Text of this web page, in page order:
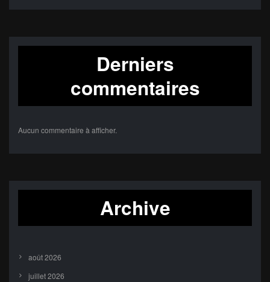
Derniers
commentaires
Aucun commentaire à afficher.
Archive
août 2026
juillet 2026